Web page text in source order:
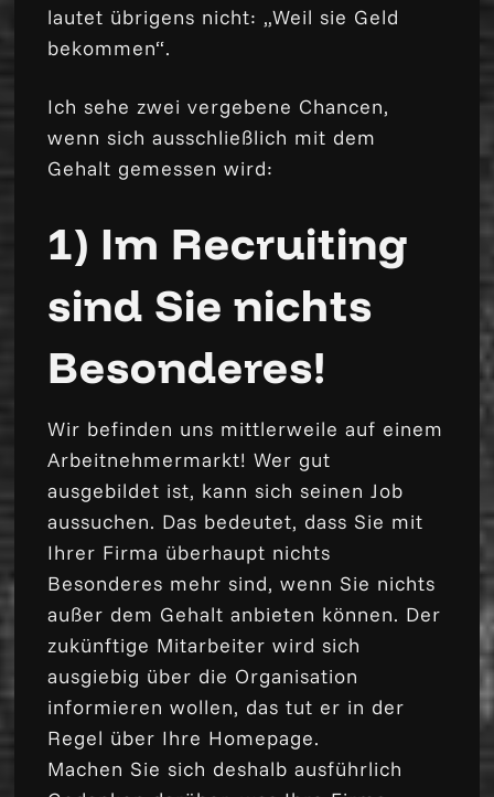
lautet übrigens nicht: „Weil sie Geld
bekommen“.
Ich sehe zwei vergebene Chancen,
wenn sich ausschließlich mit dem
Gehalt gemessen wird:
1) Im Recruiting
sind Sie nichts
Besonderes!
Wir befinden uns mittlerweile auf einem
Arbeitnehmermarkt! Wer gut
ausgebildet ist, kann sich seinen Job
aussuchen. Das bedeutet, dass Sie mit
Ihrer Firma überhaupt nichts
Besonderes mehr sind, wenn Sie nichts
außer dem Gehalt anbieten können. Der
zukünftige Mitarbeiter wird sich
ausgiebig über die Organisation
informieren wollen, das tut er in der
Regel über Ihre Homepage.
Machen Sie sich deshalb ausführlich